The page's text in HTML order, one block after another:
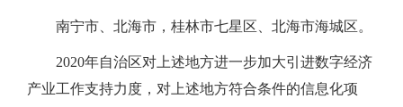
南宁市、北海市，桂林市七星区、北海市海城区。
2020年自治区对上述地方进一步加大引进数字经济
产业工作支持力度，对上述地方符合条件的信息化项